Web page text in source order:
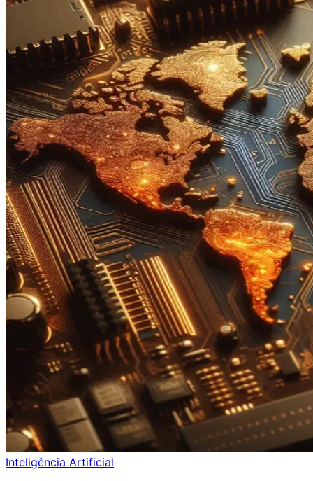
Inteligência Artificial